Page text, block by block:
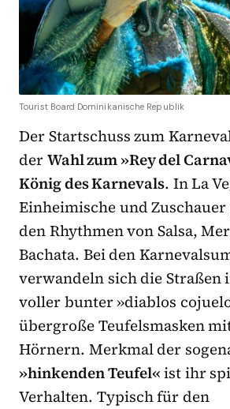
Tourist Board Dominikanische Republik
Der Startschuss zum
derWahl zum »Rey del
König des Karnevals. In La
Einheimische und Zuschauer
den Rhythmen von Salsa,
Bachata. Bei den
verwandeln sich die Straßen
voller bunter »diablos
übergroße Teufelsmasken
Hörnern. Merkmal der
»hinkenden Teufel«ist ihr
Verhalten. Typisch für den